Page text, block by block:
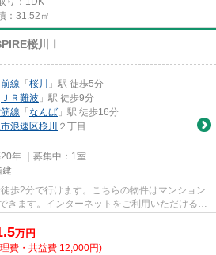
：31.52㎡
桜川Ⅰ
線 「 桜川
」駅 徒歩5分
ＪＲ難波 」駅 徒歩9分
線 「 なんば 」駅 徒歩16分
浪速区桜川 ２丁目
年 ｜募集中： 1室
建
歩2分で行けます。こちらの物件はマンション
きます。インターネットをご利用いただける物
万円
費・共益費 12,000円)